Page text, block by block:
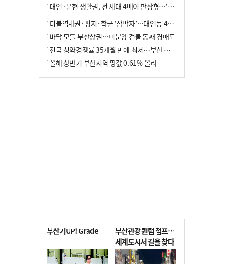
대연·문현 생활권, 전 세대 4베이 판상형…‘더샵 트리센트’ 내달 분양
더블역세권·평지·학군 ‘삼박자’…대연동 42층 브랜드 단지
바닥 모를 부산상권…미분양 건물 통째 경매도
전국 청약경쟁률 35개월 만에 최저…부산 미분양 ‘적체’ 심화
올해 상반기 부산지역 땅값 0.61% 올라
부산기UP! Grade
부산관광 퀀텀 점프…
세계도시서 길을 찾다